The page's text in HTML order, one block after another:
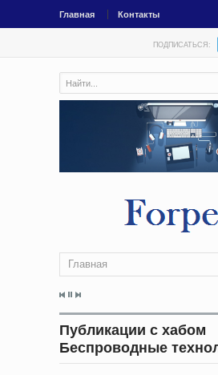
Главная Контакты
ПОДПИСАТЬСЯ:
Главная
Публикации с хабом
Беспроводные